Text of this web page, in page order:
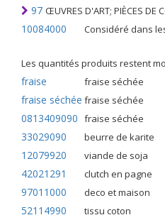
97 ŒUVRES D'ART; PIÈCES DE
10084000 Considéré dans les pays riches comme une "céréale mineure", le
Les quantités produits restent modestes, mais cette plante présente malgré tout de nombreuses qualités. Elle est utilisé dans l'alimentation humaine et entre
fraise fraise séchée
fraise séchée fraise séchée
0813409090 fraise séchée
33029090 beurre de karite
12079920 viande de soja
42021291 clutch en pagne
97011000 deco et maison
52114990 tissu coton